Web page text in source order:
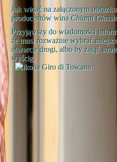
Jak widać na załączonym
producentów wina Chianti
Przyjąwszy do wiadomości
że musi rozważnie wybrać
otwarcie drogi, albo by zająć
wyścig.